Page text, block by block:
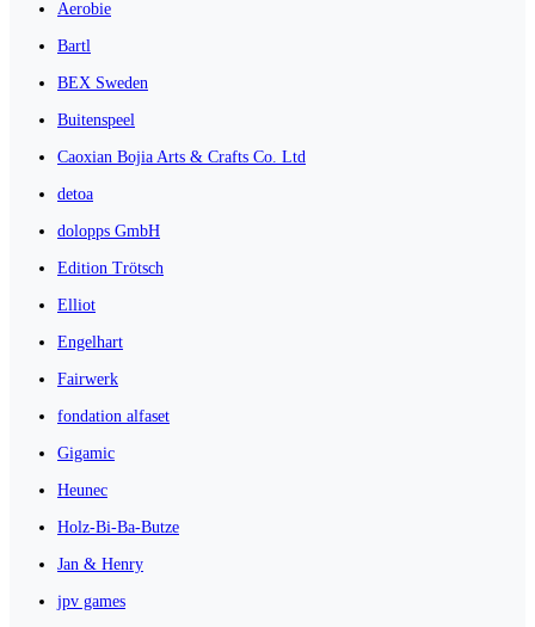
Aerobie
Bartl
BEX Sweden
Buitenspeel
Caoxian Bojia Arts & Crafts Co. Ltd
detoa
dolopps GmbH
Edition Trötsch
Elliot
Engelhart
Fairwerk
fondation alfaset
Gigamic
Heunec
Holz-Bi-Ba-Butze
Jan & Henry
jpv games